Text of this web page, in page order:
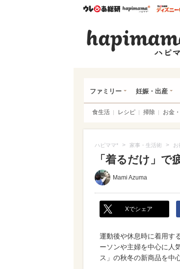
ウレぴあ総研ハピマ
ファミリー 妊娠・出産
食生活 レシピ 掃除 お金
ハピママ* > 家事・生活術 > お
「着るだけ」で
Mami Azuma
Xでシェア
運動後や休息時に着用す
ーソンや主婦を中心に人
ス」の秋冬の新商品を中